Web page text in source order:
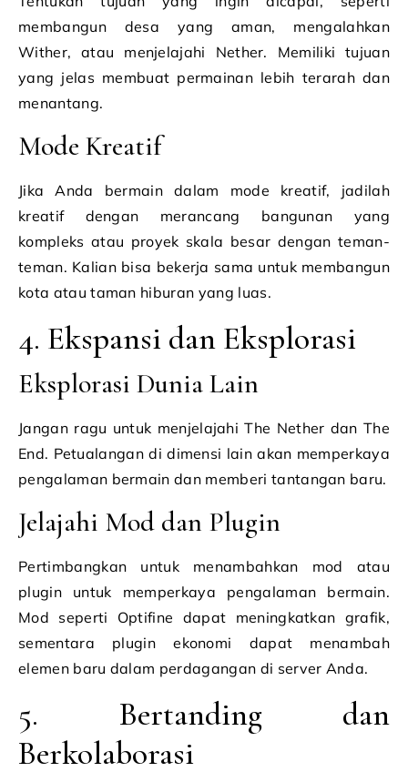
membangun desa yang aman, mengalahkan
Wither, atau menjelajahi Nether. Memiliki tujuan
yang jelas membuat permainan lebih terarah dan
menantang.
Mode Kreatif
Jika Anda bermain dalam mode kreatif, jadilah
kreatif dengan merancang bangunan yang
kompleks atau proyek skala besar dengan teman-
teman. Kalian bisa bekerja sama untuk membangun
kota atau taman hiburan yang luas.
4. Ekspansi dan Eksplorasi
Eksplorasi Dunia Lain
Jangan ragu untuk menjelajahi The Nether dan The
End. Petualangan di dimensi lain akan memperkaya
pengalaman bermain dan memberi tantangan baru.
Jelajahi Mod dan Plugin
Pertimbangkan untuk menambahkan mod atau
plugin untuk memperkaya pengalaman bermain.
Mod seperti Optifine dapat meningkatkan grafik,
sementara plugin ekonomi dapat menambah
elemen baru dalam perdagangan di server Anda.
5. Bertanding dan
Berkolaborasi